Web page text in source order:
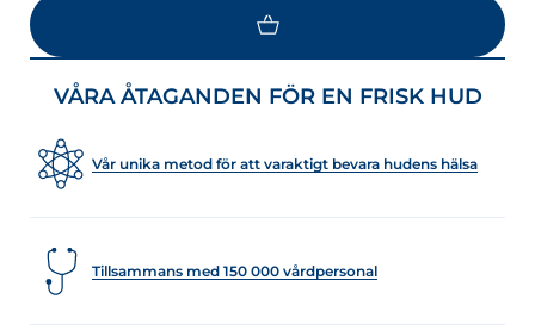
VÅRA ÅTAGANDEN FÖR EN FRISK HUD
Vår unika metod för att varaktigt bevara hudens hälsa
Tillsammans med 150 000 vårdpersonal